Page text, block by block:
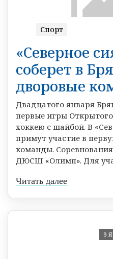
Спорт
«Северное
соберет в
дворовые
Двадцатого января
первые игры
хоккею с шайбой. В
примут участие в
команды.
ДЮСШ «Олимп». Для
Читать далее
9